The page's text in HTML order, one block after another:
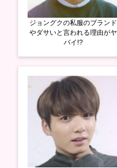
ン
ド
ウ
で
開
す
だ
さ
い
(
新
し
い
ウ
ド
ウ
開
き
ま
す
ン
ウ
で
開
す
ジョングクの私服のブランド
やダサいと言われる理由がヤ
バイ!?